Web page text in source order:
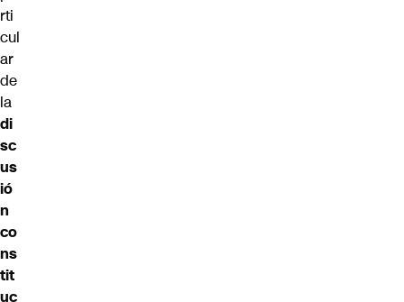
rti
cul
ar
de
la
di
sc
us
ió
n
co
ns
tit
uc